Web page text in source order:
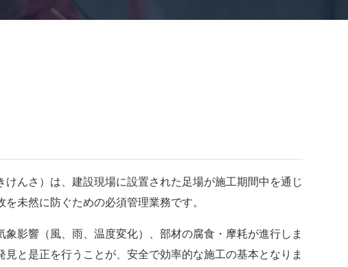
んさ）は、建設現場に設置された足場が施工期間中を通じ
未然に防ぐための必須管理業務です。
影響（風、雨、温度変化）、部材の腐食・摩耗が進行しま
と是正を行うことが、安全で効率的な施工の基本となりま